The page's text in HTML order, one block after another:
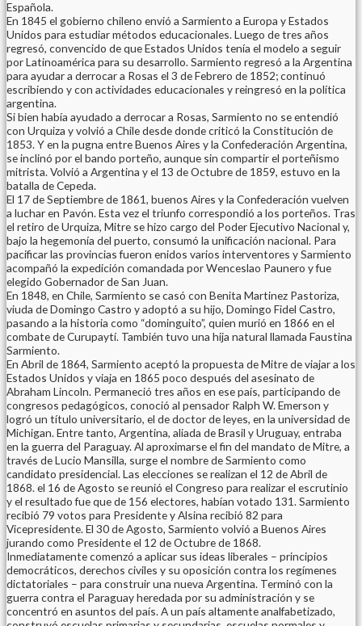
Española.
En 1845 el gobierno chileno envió a Sarmiento a Europa y Estados
Unidos para estudiar métodos educacionales. Luego de tres años
regresó, convencido de que Estados Unidos tenía el modelo a seguir
por Latinoamérica para su desarrollo. Sarmiento regresó a la Argentina
para ayudar a derrocar a Rosas el 3 de Febrero de 1852; continuó
escribiendo y con actividades educacionales y reingresó en la política
argentina.
Si bien había ayudado a derrocar a Rosas, Sarmiento no se entendió
con Urquiza y volvió a Chile desde donde criticó la Constitución de
1853. Y en la pugna entre Buenos Aires y la Confederación Argentina,
se inclinó por el bando porteño, aunque sin compartir el porteñismo
mitrista. Volvió a Argentina y el 13 de Octubre de 1859, estuvo en la
batalla de Cepeda.
El 17 de Septiembre de 1861, buenos Aires y la Confederación vuelven
a luchar en Pavón. Esta vez el triunfo correspondió a los porteños. Tras
el retiro de Urquiza, Mitre se hizo cargo del Poder Ejecutivo Nacional y,
bajo la hegemonía del puerto, consumó la unificación nacional. Para
pacificar las provincias fueron enidos varios interventores y Sarmiento
acompañó la expedición comandada por Wenceslao Paunero y fue
elegido Gobernador de San Juan.
En 1848, en Chile, Sarmiento se casó con Benita Martinez Pastoriza,
viuda de Domingo Castro y adoptó a su hijo, Domingo Fidel Castro,
pasando a la historia como “dominguito”, quien murió en 1866 en el
combate de Curupaytí. También tuvo una hija natural llamada Faustina
Sarmiento.
En Abril de 1864, Sarmiento aceptó la propuesta de Mitre de viajar a los
Estados Unidos y viaja en 1865 poco después del asesinato de
Abraham Lincoln. Permaneció tres años en ese país, participando de
congresos pedagógicos, conoció al pensador Ralph W. Emerson y
logró un título universitario, el de doctor de leyes, en la universidad de
Michigan. Entre tanto, Argentina, aliada de Brasil y Uruguay, entraba
en la guerra del Paraguay. Al aproximarse el fin del mandato de Mitre, a
través de Lucio Mansilla, surge el nombre de Sarmiento como
candidato presidencial. Las elecciones se realizan el 12 de Abril de
1868. el 16 de Agosto se reunió el Congreso para realizar el escrutinio
y el resultado fue que de 156 electores, habían votado 131. Sarmiento
recibió 79 votos para Presidente y Alsina recibió 82 para
Vicepresidente. El 30 de Agosto, Sarmiento volvió a Buenos Aires
jurando como Presidente el 12 de Octubre de 1868.
Inmediatamente comenzó a aplicar sus ideas liberales – principios
democráticos, derechos civiles y su oposición contra los regímenes
dictatoriales – para construir una nueva Argentina. Terminó con la
guerra contra el Paraguay heredada por su administración y se
concentró en asuntos del país. A un país altamente analfabetizado,